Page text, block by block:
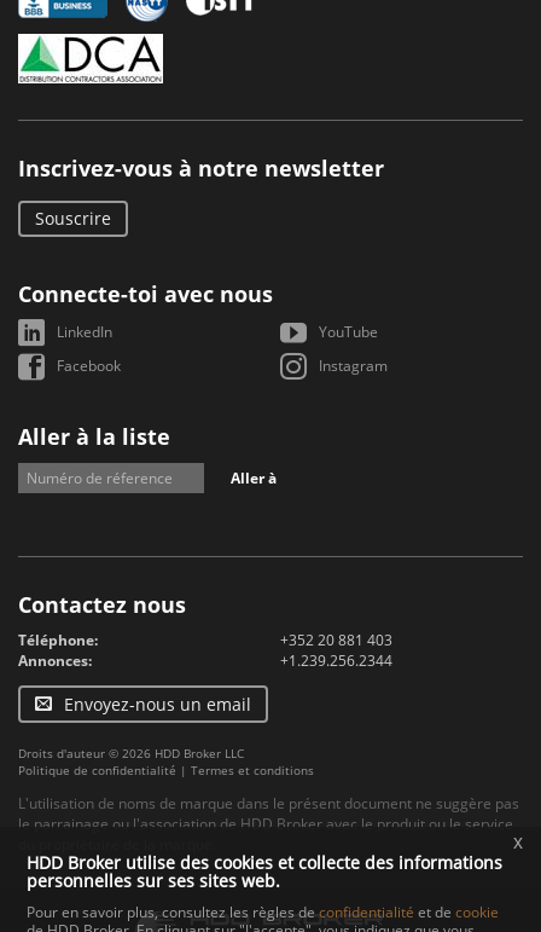
Inscrivez-vous à notre newsletter
Souscrire
Connecte-toi avec nous
LinkedIn
YouTube
Facebook
Instagram
Aller à la liste
Aller à
Contactez nous
Téléphone:
+352 20 881 403
Annonces:
+1.239.256.2344
Envoyez-nous un email
Droits d'auteur © 2026 HDD Broker LLC
Politique de confidentialité | Termes et conditions
L'utilisation de noms de marque dans le présent document ne suggère pas
le parrainage ou l'association de HDD Broker avec le produit ou le service
HDD Broker utilise des cookies et collecte des informations
personnelles sur ses sites web.
Pour en savoir plus, consultez les règles de confidentialité et de cookie
x